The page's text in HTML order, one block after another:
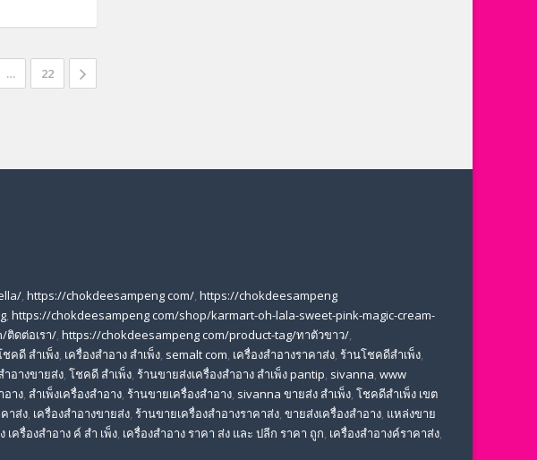
… 22
, https://chokdeesampeng com/, https://chokdeesampeng
, https://chokdeesampeng com/shop/karmart-oh-lala-sweet-pink-magic-cream-
ติดต่อเรา/, https://chokdeesampeng com/product-tag/ทาตัวขาว/,
คดี สําเพ็ง, เครื่องสำอาง สำเพ็ง, semalt com, เครื่องสำอางราคาส่ง, ร้านโชคดีสำเพ็ง,
ำอางขายส่ง, โชคดี สําเพ็ง, ร้านขายส่งเครื่องสําอาง สําเพ็ง pantip, sivanna, www
อาง, สําเพ็งเครื่องสําอาง, ร้านขายเครื่องสำอาง, sivanna ขายส่ง สําเพ็ง, โชคดีสำเพ็ง เขต
าส่ง, เครื่องสําอางขายส่ง, ร้านขายเครื่องสําอางราคาส่ง, ขายส่งเครื่องสําอาง, แหล่งขาย
เครื่องสำอาง ค์ สำ เพ็ง, เครื่องสำอาง ราคา ส่ง และ ปลีก ราคา ถูก, เครื่องสำอางค์ราคาส่ง,